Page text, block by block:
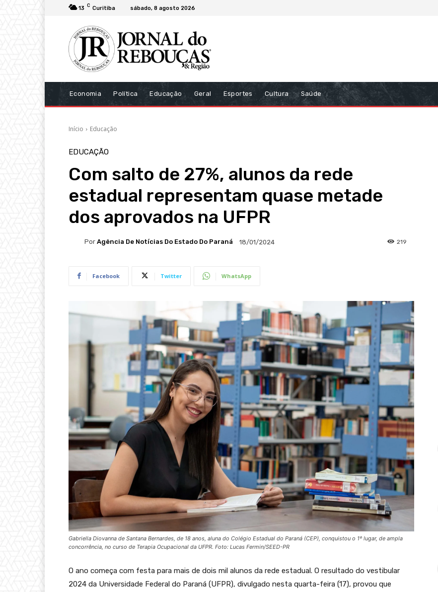
13 C Curitiba sábado, 8 agosto 2026
Economia Política Educação Geral Esportes Cultura Saúde
Início Educação
EDUCAÇÃO
Com salto de 27%, alunos da rede
estadual representam quase metade
dos aprovados na UFPR
Por Agência De Notícias Do Estado Do Paraná 18/01/2024 219
Facebook Twitter WhatsApp
Gabriella Diovanna de Santana Bernardes, de 18 anos, aluna do Colégio Estadual do Paraná (CEP), conquistou o 1º lugar, de ampla
concorrência, no curso de Terapia Ocupacional da UFPR. Foto: Lucas Fermin/SEED-PR
O ano começa com festa para mais de dois mil alunos da rede estadual. O resultado do vestibular
2024 da Universidade Federal do Paraná (UFPR), divulgado nesta quarta-feira (17), provou que